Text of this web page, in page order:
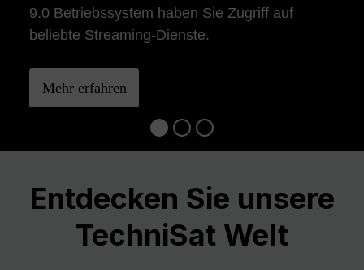
9.0 Betriebssystem haben Sie Zugriff auf
beliebte Streaming-Dienste.
Mehr erfahren
Entdecken Sie unsere
TechniSat Welt